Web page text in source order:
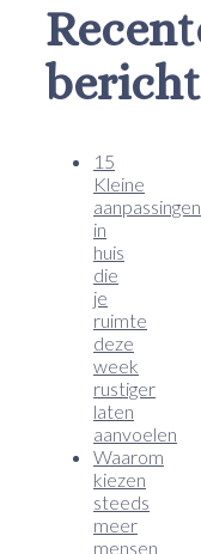
15
Kleine
aanpassingen
in
huis
die
je
ruimte
deze
week
rustiger
laten
aanvoelen
Waarom
kiezen
steeds
meer
mensen